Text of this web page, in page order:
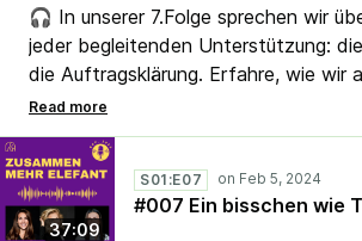
🎧 In unserer 7.Folge sprechen wir
jeder begleitenden Unterstützung:
die Auftragsklärung. Erfahre, wie wir
Organisationsentwicklerinnen mit
Erwartungshaltungen umgehen und
Einheitslösungen gibt. Die oberste
Wohl der Organisation.
Jetzt reinhören! 🎧
37:09
S01:E07
#007 Ein bisschen wie